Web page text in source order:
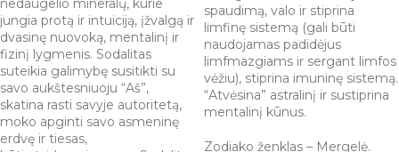
nedaugelio mineralų, kurie
jungia protą ir intuiciją, įžvalgą ir
dvasinę nuovoką, mentalinį ir
fizinį lygmenis. Sodalitas
suteikia galimybę susitikti su
savo aukštesniuoju “Aš”,
skatina rasti savyje autoritetą,
moko apginti savo asmeninę
erdvę ir tiesas,
spaudimą, valo ir stiprina
limfinę sistemą (gali būti
naudojamas padidėjus
limfmazgiams ir sergant limfos
vėžiu), stiprina imuninę sistemą.
“Atvėsina” astralinį ir sustiprina
mentalinį kūnus.
Zodiako ženklas – Mergelė.